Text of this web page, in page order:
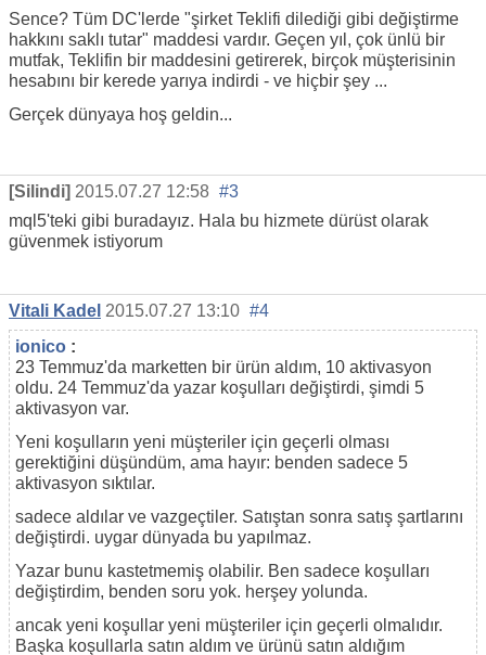
Sence? Tüm DC'lerde "şirket Teklifi dilediği gibi değiştirme
hakkını saklı tutar" maddesi vardır. Geçen yıl, çok ünlü bir
mutfak, Teklifin bir maddesini getirerek, birçok müşterisinin
hesabını bir kerede yarıya indirdi - ve hiçbir şey ...
Gerçek dünyaya hoş geldin...
[Silindi] 2015.07.27 12:58 #3
mql5'teki gibi buradayız. Hala bu hizmete dürüst olarak
güvenmek istiyorum
Vitali Kadel 2015.07.27 13:10 #4
ionico :
23 Temmuz'da marketten bir ürün aldım, 10 aktivasyon
oldu. 24 Temmuz'da yazar koşulları değiştirdi, şimdi 5
aktivasyon var.
Yeni koşulların yeni müşteriler için geçerli olması
gerektiğini düşündüm, ama hayır: benden sadece 5
aktivasyon sıktılar.
sadece aldılar ve vazgeçtiler. Satıştan sonra satış şartlarını
değiştirdi. uygar dünyada bu yapılmaz.
Yazar bunu kastetmemiş olabilir. Ben sadece koşulları
değiştirdim, benden soru yok. herşey yolunda.
ancak yeni koşullar yeni müşteriler için geçerli olmalıdır.
Başka koşullarla satın aldım ve ürünü satın aldığım